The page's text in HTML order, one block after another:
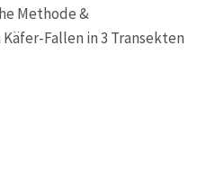
Methode &
Fallen in 3 Transekten